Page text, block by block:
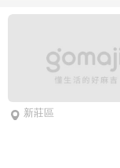
新莊區